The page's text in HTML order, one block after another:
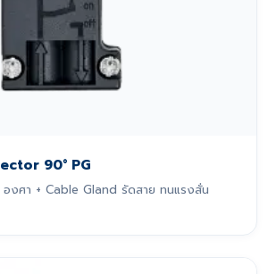
90° PG
งศา + Cable Gland รัดสาย ทนแรงสั่น